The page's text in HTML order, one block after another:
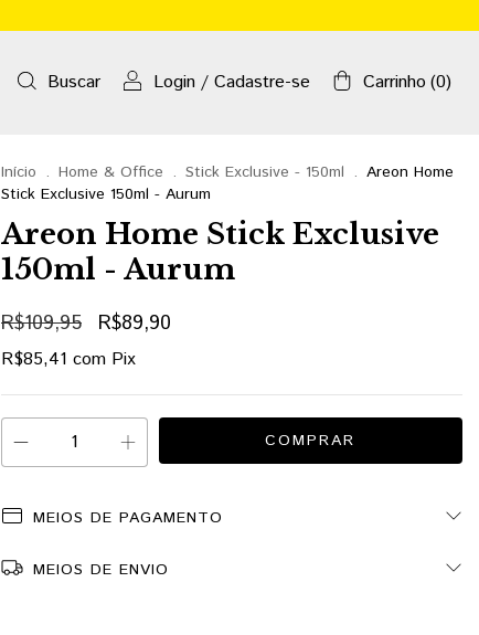
Buscar Login / Cadastre-se Carrinho (0)
Início . Home & Office . Stick Exclusive - 150ml . Areon Home
Stick Exclusive 150ml - Aurum
Areon Home Stick Exclusive
150ml - Aurum
R$109,95 R$89,90
R$85,41 com Pix
MEIOS DE PAGAMENTO
MEIOS DE ENVIO